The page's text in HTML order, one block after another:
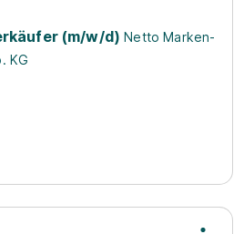
(m/w/d) Netto Marken-
KG